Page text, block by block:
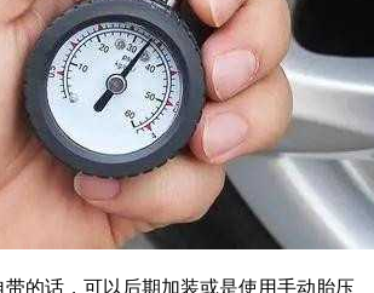
的话，可以后期加装或是使用手动胎压